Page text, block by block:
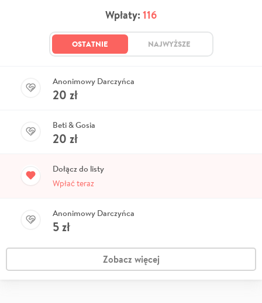
Wpłaty: 116
OSTATNIE NAJWYŻSZE
Anonimowy Darczyńca
20 zł
Beti & Gosia
20 zł
Dołącz do listy
Wpłać teraz
Anonimowy Darczyńca
5zł
Zobacz więcej